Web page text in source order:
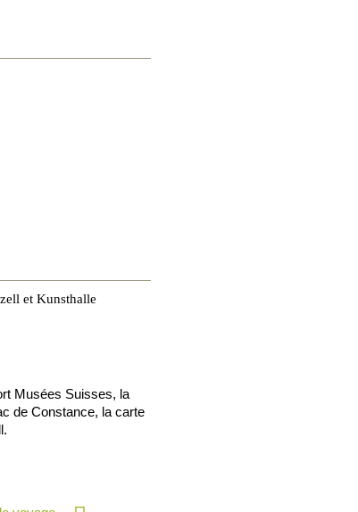
et Kunsthalle
Musées Suisses, la
de Constance, la carte